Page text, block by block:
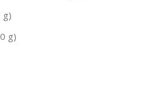
g)
g)